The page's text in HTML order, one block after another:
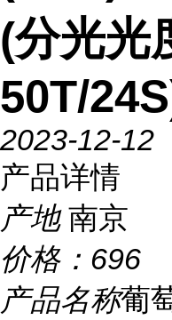
(分光光
50T/
2023-12-12
产品详情
产地 南京
价格： 696
产品名称葡